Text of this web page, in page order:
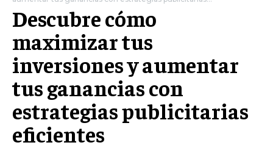
Descubre cómo
maximizar tus
inversiones y aumentar
tus ganancias con
estrategias publicitarias
eficientes